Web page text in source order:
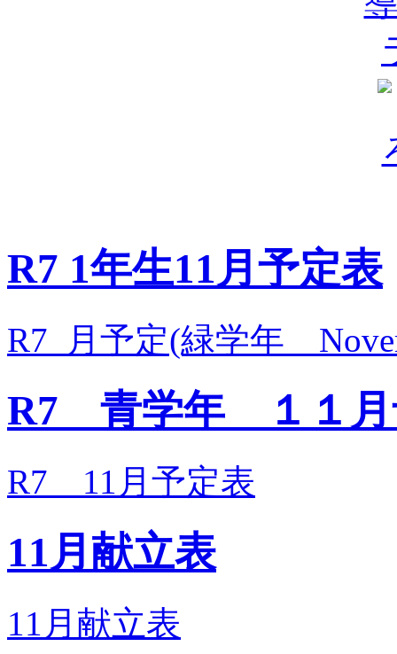
R7 1年生11月予定表
R7_月予定(緑学年
R7 青学年 １１月
R7＿11月予定表
11月献立表
11月献立表